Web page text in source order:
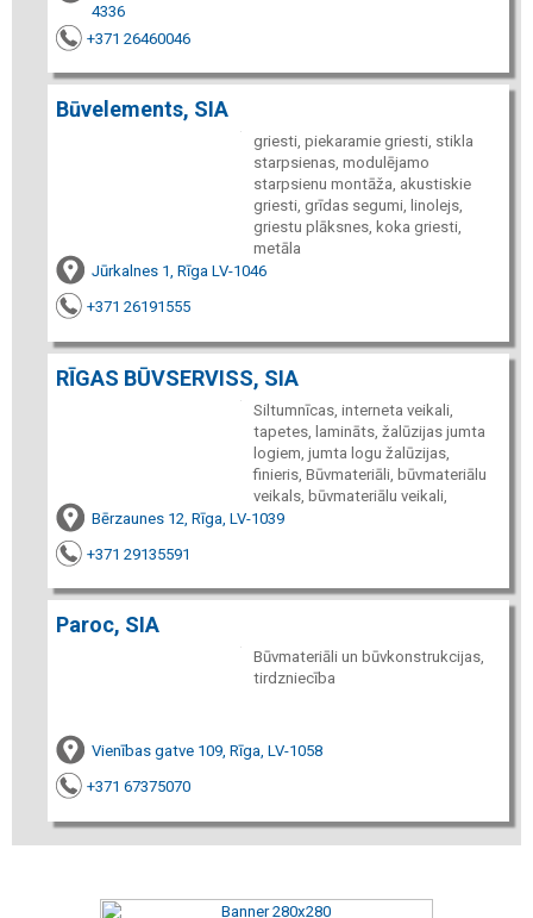
4336
+371 26460046
Būvelements, SIA
griesti, piekaramie griesti, stikla
starpsienas, modulējamo
starpsienu montāža, akustiskie
griesti, grīdas segumi, linolejs,
griestu plāksnes, koka griesti,
metāla
Jūrkalnes 1, Rīga LV-1046
+371 26191555
RĪGAS BŪVSERVISS, SIA
Siltumnīcas, interneta veikali,
tapetes, lamināts, žalūzijas jumta
logiem, jumta logu žalūzijas,
finieris, Būvmateriāli, būvmateriālu
veikals, būvmateriālu veikali,
Bērzaunes 12, Rīga, LV-1039
+371 29135591
Paroc, SIA
Būvmateriāli un būvkonstrukcijas,
tirdzniecība
Vienības gatve 109, Rīga, LV-1058
+371 67375070